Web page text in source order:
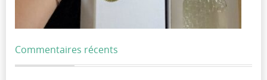
Commentaires récents